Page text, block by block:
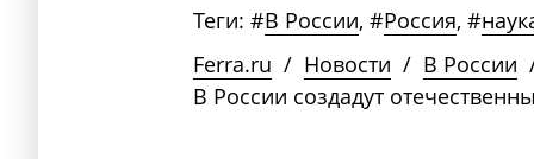
Теги: #В России, #Россия, #
Ferra.ru / Новости / В России
В России создадут